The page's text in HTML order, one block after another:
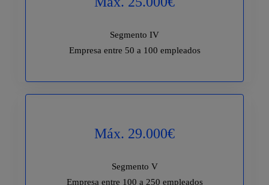
Segmento IV
Empresa entre 50 a 100 empleados
Máx. 29.000€
Segmento V
Empresa entre 100 a 250 empleados